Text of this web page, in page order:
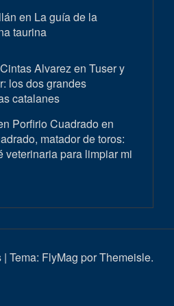
en La guía de la
taurina
Alvarez en Tuser y
los dos grandes
catalanes
Porfirio Cuadrado en
matador de toros:
veterinaria para limpiar mi
| Tema: FlyMag por Themeisle.